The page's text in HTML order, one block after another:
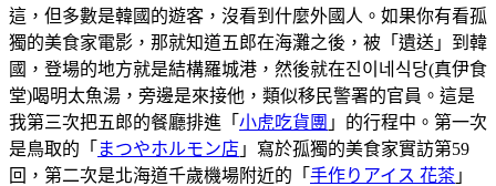
這，但多數是韓國的遊客，沒看到什麼外國人。如果你有看孤
獨的美食家電影，那就知道五郎在海灘之後，被「遺送」到韓
國，登場的地方就是結構羅城港，然後就在진이네식당(真伊食
堂)喝明太魚湯，旁邊是來接他，類似移民警署的官員。這是
我第三次把五郎的餐廳排進「 小虎吃貨團 」的行程中。第一次
是鳥取的「 まつやホルモン店 」寫於孤獨的美食家實訪第59
回，第二次是北海道千歲機場附近的「 手作りアイス 花茶 」